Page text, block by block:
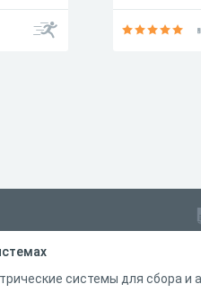
любовь,
системы для сбора и